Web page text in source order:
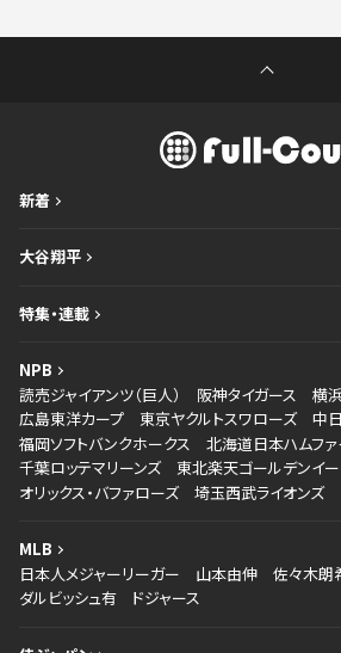
新着
大谷翔平
特集・連載
NPB
読売ジャイアンツ（巨人）
阪神タイガース
横
広島東洋カープ
東京ヤクルトスワローズ
中
福岡ソフトバンクホークス
北海道日本ハムファ
千葉ロッテマリーンズ
東北楽天ゴールデンイ
オリックス・バファローズ
埼玉西武ライオンズ
MLB
日本人メジャーリーガー
山本由伸 佐々木朗
ダルビッシュ有
ドジャース